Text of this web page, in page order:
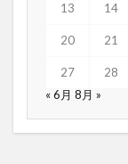
13 14
20 21
27 28
« 6月 8月 »